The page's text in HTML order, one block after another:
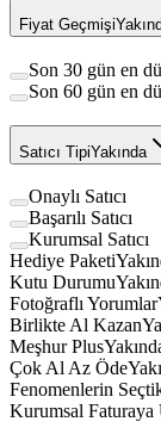
Fiyat Geçmişi
Son 30 gün en
Son 60 gün en
Satıcı TipiYakında
Onaylı Satıcı
Başarılı Satıcı
Kurumsal Satıcı
Hediye Paketi
Kutu Durumu
Fotoğraflı Yorumlar
Birlikte Al Kazan
Meşhur Plus
Çok Al Az Öde
Fenomenlerin
Kurumsal Faturaya